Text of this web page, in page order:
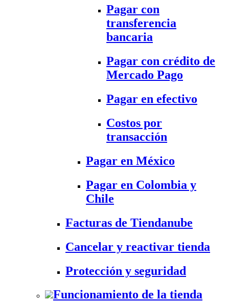
Pagar con
transferencia
bancaria
Pagar con crédito de
Mercado Pago
Pagar en efectivo
Costos por
transacción
Pagar en México
Pagar en Colombia y
Chile
Facturas de Tiendanube
Cancelar y reactivar tienda
Protección y seguridad
Funcionamiento de la tienda